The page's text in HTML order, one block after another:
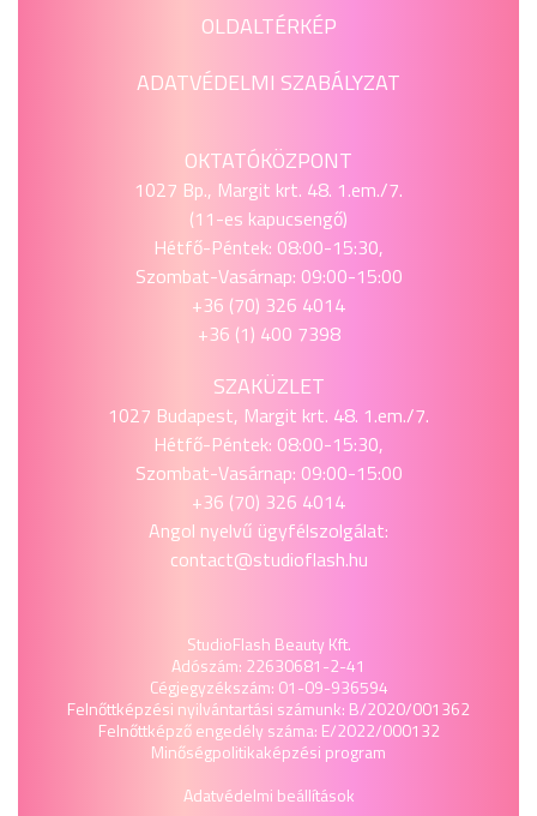
OLDALTÉRKÉP
ADATVÉDELMI SZABÁLYZAT
OKTATÓKÖZPONT
1027 Bp., Margit krt. 48. 1.em./7.
(11-es kapucsengő)
Hétfő-Péntek: 08:00-15:30,
Szombat-Vasárnap: 09:00-15:00
+36 (70) 326 4014
+36 (1) 400 7398
SZAKÜZLET
1027 Budapest, Margit krt. 48. 1.em./7.
Hétfő-Péntek: 08:00-15:30,
Szombat-Vasárnap: 09:00-15:00
+36 (70) 326 4014
Angol nyelvű ügyfélszolgálat:
contact@studioflash.hu
StudioFlash Beauty Kft.
Adószám: 22630681-2-41
Cégjegyzékszám: 01-09-936594
Felnőttképzési nyilvántartási számunk: B/2020/001362
Felnőttképző engedély száma: E/2022/000132
Minőségpolitikaképzési program
Adatvédelmi beállítások